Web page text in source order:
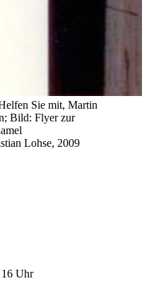
Sie mit, Martin
Bild: Flyer zur
Lohse, 2009
16 Uhr